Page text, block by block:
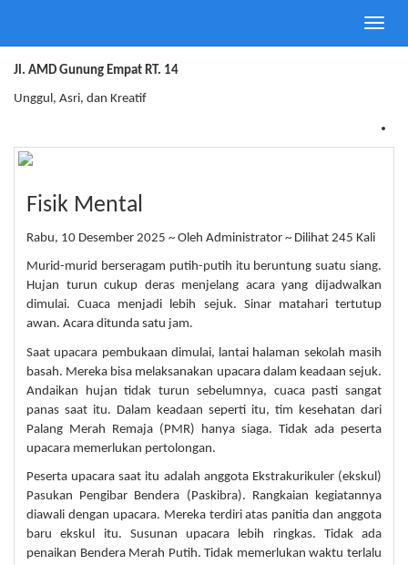
Toggle
Jl. AMD Gunung Empat RT. 14
Unggul, Asri, dan Kreatif
Fisik Mental
Rabu, 10 Desember 2025 ~ Oleh Administrator ~ Dilihat 245 Kali
Murid-murid berseragam putih-putih itu beruntung suatu siang.
Hujan turun cukup deras menjelang acara yang dijadwalkan
dimulai. Cuaca menjadi lebih sejuk. Sinar matahari tertutup
awan. Acara ditunda satu jam.
Saat upacara pembukaan dimulai, lantai halaman sekolah masih
basah. Mereka bisa melaksanakan upacara dalam keadaan sejuk.
Andaikan hujan tidak turun sebelumnya, cuaca pasti sangat
panas saat itu. Dalam keadaan seperti itu, tim kesehatan dari
Palang Merah Remaja (PMR) hanya siaga. Tidak ada peserta
upacara memerlukan pertolongan.
Peserta upacara saat itu adalah anggota Ekstrakurikuler (ekskul)
Pasukan Pengibar Bendera (Paskibra). Rangkaian kegiatannya
diawali dengan upacara. Mereka terdiri atas panitia dan anggota
baru ekskul itu. Susunan upacara lebih ringkas. Tidak ada
penaikan Bendera Merah Putih. Tidak memerlukan waktu terlalu